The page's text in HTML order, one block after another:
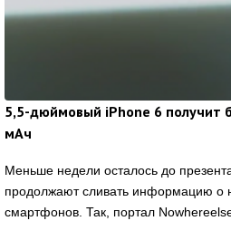
5,5-дюймовый iPhone 6 получит
мАч
Меньше недели осталось до
продолжают сливать информацию о
смартфонов. Так, портал